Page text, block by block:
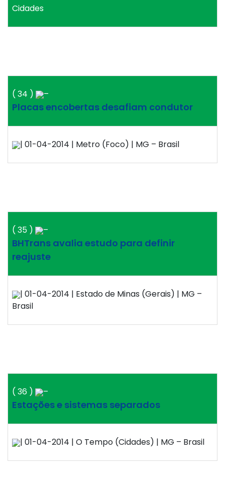
Cidades
( 34 ) –
Placas encobertas desafiam condutor
| 01-04-2014 | Metro (Foco) | MG – Brasil
( 35 ) –
BHTrans avalia estudo para definir
reajuste
| 01-04-2014 | Estado de Minas (Gerais) | MG –
Brasil
( 36 ) –
Estações e sistemas separados
| 01-04-2014 | O Tempo (Cidades) | MG – Brasil